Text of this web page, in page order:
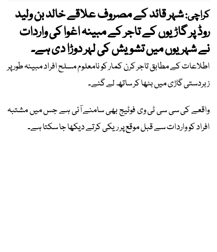
کراچی:شہر قائد کے مصروف علاقے خالد بن ولید
روڈ پر گاڑیوں کے تاجر کے مبینہ اغوا کی واردات
نے شہریوں میں تشویش کی لہر دوڑا دی ہے۔
اطلاعات کے مطابق تاجر کرن کمار کو نامعلوم مسلح افراد مبینہ طور پر
زبردستی گاڑی میں بٹھا کر ساتھ لے گئے۔
واقعے کی سی سی ٹی وی فوٹیج بھی سامنے آئی ہے جس میں مشتبہ
افراد کو واردات سے قبل موقع پر ریکی کرتے دیکھا جا سکتا ہے۔